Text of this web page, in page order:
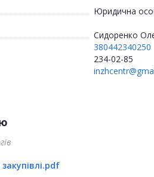
Юридична
Сидоренко
380442340250
234-02-85